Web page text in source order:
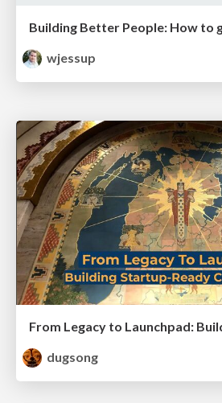
wjessup
dugsong